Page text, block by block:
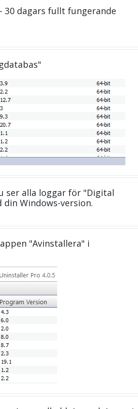
30 dagars fullt fungerande
ser alla loggar för "Digital
Windows-version.
"Avinstallera" i